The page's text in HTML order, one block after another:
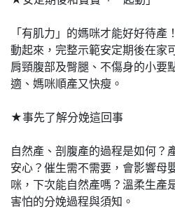
「有肌力」的媽咪才能好好待
動起來，完整示範安定期後在家
肩頸腹部及臀腿、不傷身的小要
適、媽咪順產又快瘦。
★事先了解分娩這回事
自然產、剖腹產的過程是如何？
安心？催生需不需要，會影響母
咪，下次能自然產嗎？溫柔生產
害怕的分娩過程與須知。